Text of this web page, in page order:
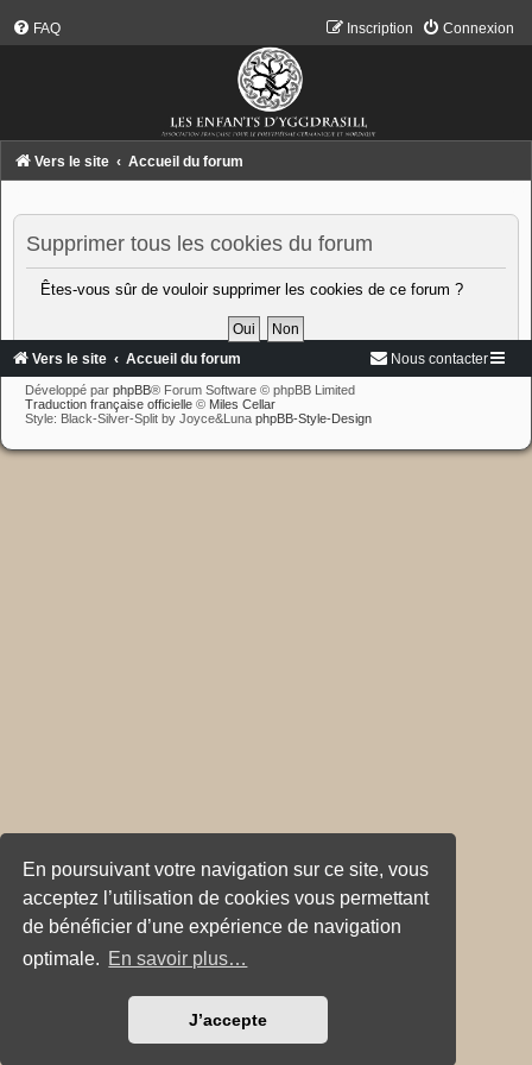
En poursuivant votre navigation sur ce site, vous
acceptez l’utilisation de cookies vous permettant
de bénéficier d’une expérience de navigation
optimale. En savoir plus…
J’accepte
FAQ Connexion
Inscription
Vers le site Accueil du forum
Supprimer tous les cookies du forum
Êtes-vous sûr de vouloir supprimer les cookies de ce forum ?
Vers le site Accueil du forum Nous contacter
Développé par phpBB® Forum Software © phpBB Limited
Traduction française officielle © Miles Cellar
Style: Black-Silver-Split by Joyce&Luna phpBB-Style-Design